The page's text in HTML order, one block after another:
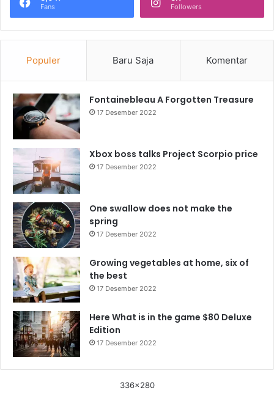
Fans Followers
Populer Baru Saja Komentar
Fontainebleau A Forgotten Treasure
17 Desember 2022
Xbox boss talks Project Scorpio price
17 Desember 2022
One swallow does not make the
spring
17 Desember 2022
Growing vegetables at home, six of
the best
17 Desember 2022
Here What is in the game $80 Deluxe
Edition
17 Desember 2022
336x280